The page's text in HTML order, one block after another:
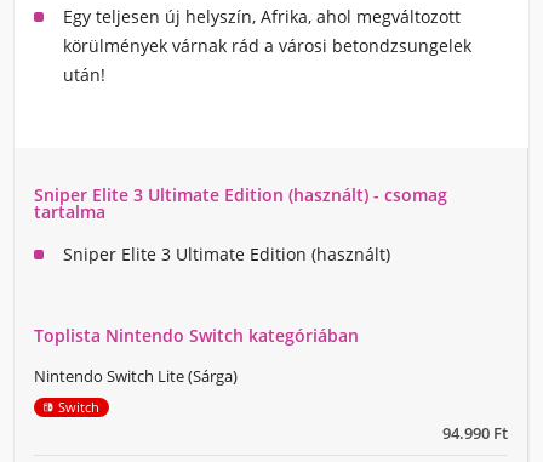
Egy teljesen új helyszín, Afrika, ahol megváltozott
körülmények várnak rád a városi betondzsungelek
után!
Sniper Elite 3 Ultimate Edition (használt) - csomag
tartalma
Sniper Elite 3 Ultimate Edition (használt)
Toplista Nintendo Switch kategóriában
94.990 Ft
Nintendo Switch Lite (Sárga)
Switch